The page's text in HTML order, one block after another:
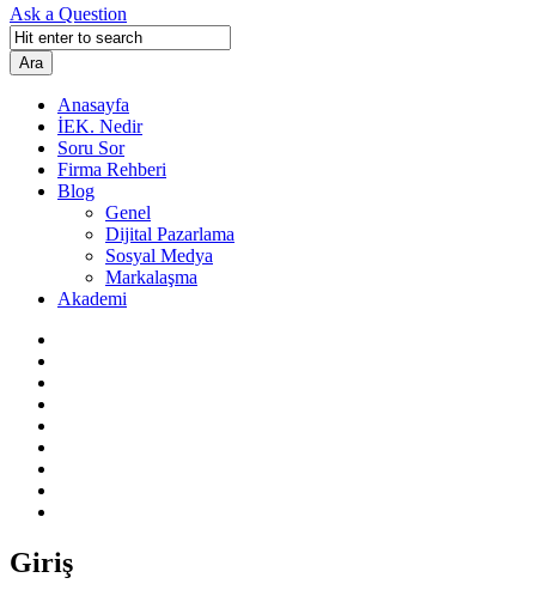
Ask a Question
Anasayfa
İEK. Nedir
Soru Sor
Firma Rehberi
Blog
Genel
Dijital Pazarlama
Sosyal Medya
Markalaşma
Akademi
Giriş